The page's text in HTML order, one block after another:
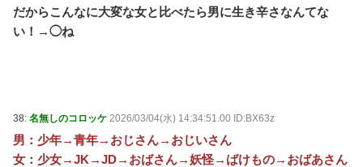
だからこんなに大変な女と比べたら男に生き辛さなんてな
い！→◯ね
38: 名無しのコロッケ 2026/03/04(水) 14:34:51.00 ID:BX63z
男：少年→青年→おじさん→おじいさん
女：少女→JK→JD→おばさん→妖怪→ばけもの→おばあさん